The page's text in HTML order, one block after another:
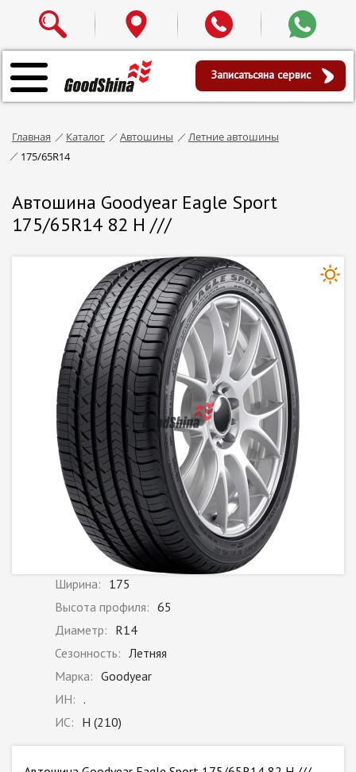
Записатьсяна сервис
Главная Каталог Автошины
Летние автошины
175/65R14
Автошина Goodyear Eagle Sport
175/65R14 82 H ///
Ширина: 175
Высота профиля: 65
Диаметр: R14
Сезонность: Летняя
Марка: Goodyear
ИН: .
ИС: H (210)